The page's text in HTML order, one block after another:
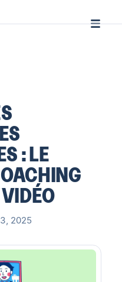
: LE
2025